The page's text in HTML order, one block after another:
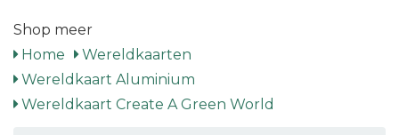
Shop meer
Home
Wereldkaarten
Wereldkaart Aluminium
Wereldkaart Create A Green World